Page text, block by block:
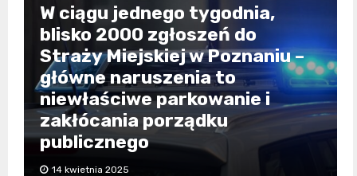
W ciągu jednego tygodnia,
blisko 2000 zgłoszeń do
Straży Miejskiej w Poznaniu –
główne naruszenia to
niewłaściwe parkowanie i
zakłócania porządku
publicznego
14 kwietnia 2025